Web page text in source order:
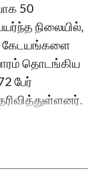
50
நிலையில்,
கேடயங்களை
தொடங்கிய
பேர்